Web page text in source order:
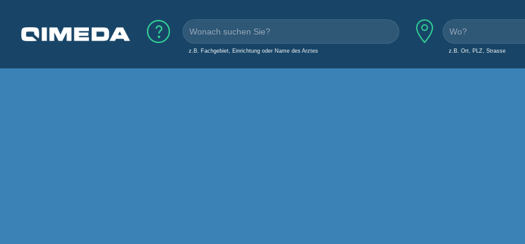
z.B. Fachgebiet, Einrichtung oder Name des Arztes z.B. Ort, PLZ, Strasse